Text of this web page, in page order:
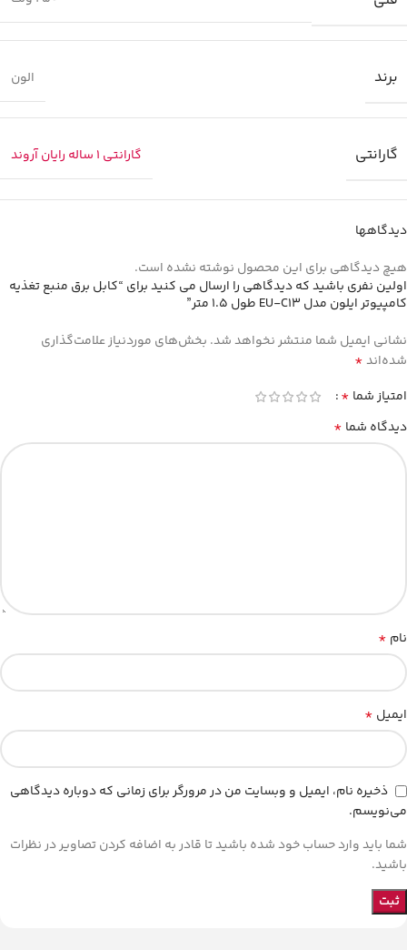
برند الون
گارانتی گارانتی 1 ساله رایان آروند
دیدگاهها
هیچ دیدگاهی برای این محصول نوشته نشده است.
اولین نفری باشید که دیدگاهی را ارسال می کنید برای “کابل برق منبع تغذیه
کامپیوتر ایلون مدل EU-C13 طول 1.5 متر”
نشانی ایمیل شما منتشر نخواهد شد. بخش‌های موردنیاز علامت‌گذاری
شده‌اند*
امتیاز شما *
دیدگاه شما *
نام *
ایمیل *
ذخیره نام، ایمیل و وبسایت من در مرورگر برای زمانی که دوباره دیدگاهی
می‌نویسم.
شما باید وارد حساب خود شده باشید تا قادر به اضافه کردن تصاویر در نظرات
باشید.